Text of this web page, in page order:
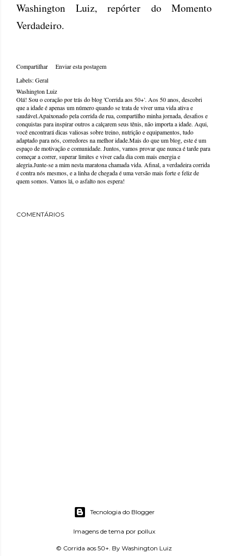
Washington Luiz, repórter do Momento
Verdadeiro.
Compartilhar
Enviar esta postagem
Labels:Geral
Washington Luiz
Olá! Sou o coração por trás do blog 'Corrida aos 50+'. Aos 50 anos, descobri
que a idade é apenas um número quando se trata de viver uma vida ativa e
saudável.Apaixonado pela corrida de rua, compartilho minha jornada, desafios e
conquistas para inspirar outros a calçarem seus tênis, não importa a idade. Aqui,
você encontrará dicas valiosas sobre treino, nutrição e equipamentos, tudo
adaptado para nós, corredores na melhor idade.Mais do que um blog, este é um
espaço de motivação e comunidade. Juntos, vamos provar que nunca é tarde para
começar a correr, superar limites e viver cada dia com mais energia e
alegria.Junte-se a mim nesta maratona chamada vida. Afinal, a verdadeira corrida
é contra nós mesmos, e a linha de chegada é uma versão mais forte e feliz de
quem somos. Vamos lá, o asfalto nos espera!
COMENTÁRIOS
Tecnologia do Blogger
Imagens de tema por pollux
© Corrida aos 50+. By Washington Luiz